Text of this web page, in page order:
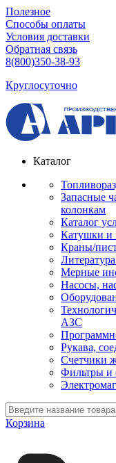
Полезное
Способы оплаты
Условия доставки
Обратная связь
8(800)350-38-93
Круглосуточно
Каталог
Запасные
колонкам
Каталог
Катушки и
Краны/
Мерные
Насосы,
АЗС
Рукава,
Счетчики
Фильтры и
Корзина